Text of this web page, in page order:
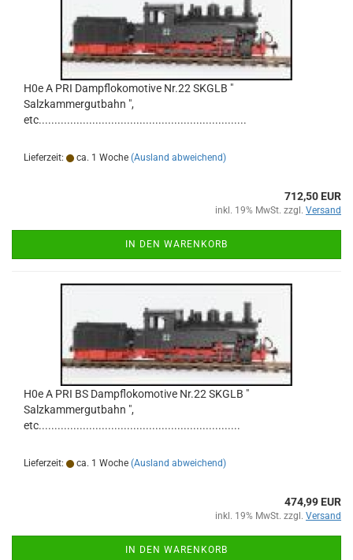
H0e A PRI Dampflokomotive Nr.22 SKGLB "
Salzkammergutbahn ",
etc..................................................................
Lieferzeit: ca. 1 Woche (Ausland abweichend)
712,50 EUR
inkl. 19% MwSt. zzgl. Versand
IN DEN WARENKORB
H0e A PRI BS Dampflokomotive Nr.22 SKGLB "
Salzkammergutbahn ",
etc................................................................
Lieferzeit: ca. 1 Woche (Ausland abweichend)
474,99 EUR
inkl. 19% MwSt. zzgl. Versand
IN DEN WARENKORB